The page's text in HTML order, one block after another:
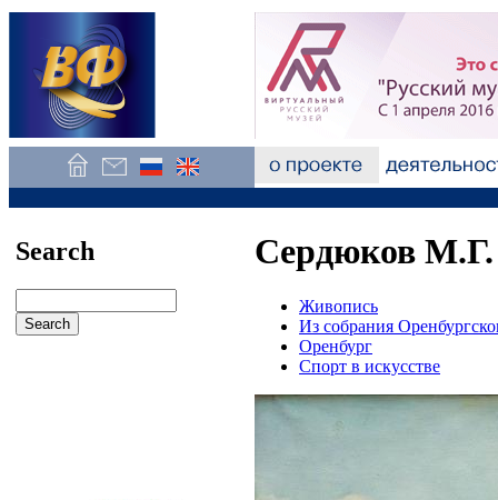
Search Сердюков М.Г.
Живопись
Из собрания
Оренбург
Спорт в искусстве